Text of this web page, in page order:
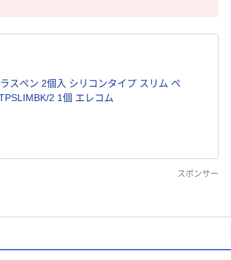
スペン 2個入 シリコンタイプ スリム ペ
2 1個 エレコム
スポンサー